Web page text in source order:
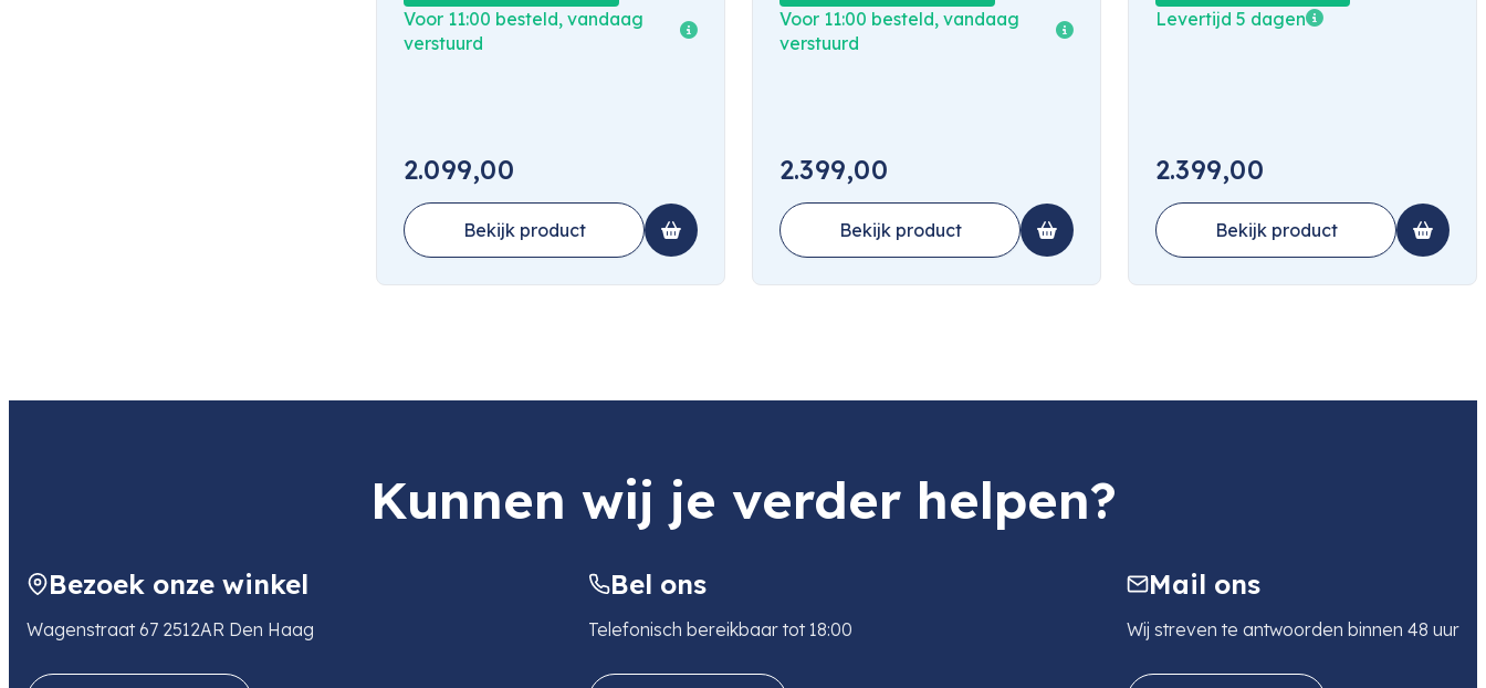
Voor 11:00 besteld, vandaag
verstuurd
2.099,00
Bekijk product
Voor 11:00 besteld, vandaag
verstuurd
2.399,00
Bekijk product
Levertijd 5 dagen
2.399,00
Bekijk product
Kunnen wij je verder helpen?
Bezoek onze winkel
Wagenstraat 67 2512AR Den Haag
Bel ons
Telefonisch bereikbaar tot 18:00
Mail ons
Wij streven te antwoorden binnen 48 uur